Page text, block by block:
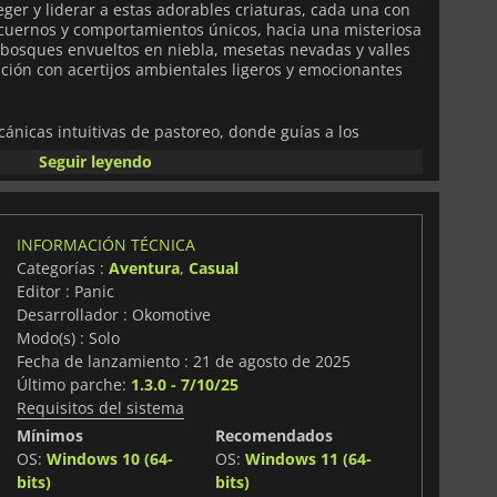
y liderar a estas adorables criaturas, cada una con
y comportamientos únicos, hacia una misteriosa
envueltos en niebla, mesetas nevadas y valles
con acertijos ambientales ligeros y emocionantes
intuitivas de pastoreo, donde guías a los
obstáculos inquietantes, como arbustos robustos o
flores especiales para desencadenar estampidas
Las paradas de descanso permiten momentos de
o jugar con tu rebaño, fortaleciendo conexiones
del juego prueban tu capacidad para equilibrar
pero con abundante navegación estratégica.
a mano evocan la belleza de un mundo caído,
conmovedora que amplifica la narrativa
Inspirado en
Journey y la serie FAR
de sus creadores,
pero inquietante. Aunque principalmente para un
en descubrir nuevos caminos, secretos y
variados.Herdling
para jugadores que buscan una mezcla
y aventura serena.
Seguir leyendo
INFORMACIÓN TÉCNICA
Categorías : Aventura, Casual
Editor : Panic
Desarrollador : Okomotive
Modo(s) : Solo
Fecha de lanzamiento : 21 de agosto de 2025
Último parche: 1.3.0 - 7/10/25
Requisitos del sistema
Mínimos
OS: Windows 10 (64-
bits)
Recomendados
OS:Windows 11 (64-
bits)